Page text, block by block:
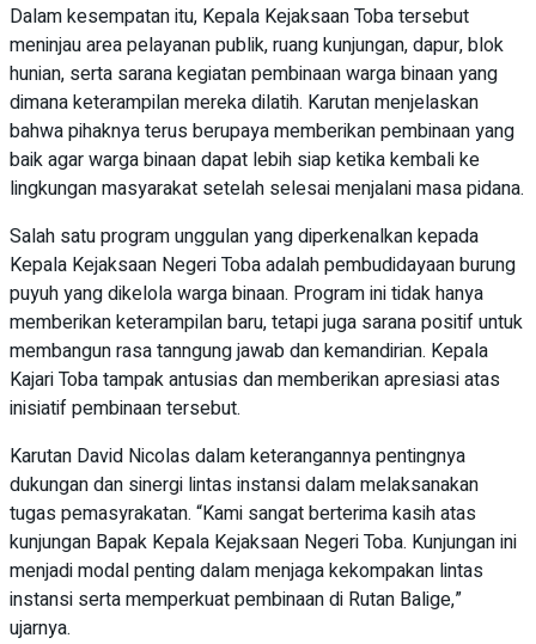
Dalam kesempatan itu, Kepala Kejaksaan Toba tersebut
meninjau area pelayanan publik, ruang kunjungan, dapur, blok
hunian, serta sarana kegiatan pembinaan warga binaan yang
dimana keterampilan mereka dilatih. Karutan menjelaskan
bahwa pihaknya terus berupaya memberikan pembinaan yang
baik agar warga binaan dapat lebih siap ketika kembali ke
lingkungan masyarakat setelah selesai menjalani masa pidana.
Salah satu program unggulan yang diperkenalkan kepada
Kepala Kejaksaan Negeri Toba adalah pembudidayaan burung
puyuh yang dikelola warga binaan. Program ini tidak hanya
memberikan keterampilan baru, tetapi juga sarana positif untuk
membangun rasa tanngung jawab dan kemandirian. Kepala
Kajari Toba tampak antusias dan memberikan apresiasi atas
inisiatif pembinaan tersebut.
Karutan David Nicolas dalam keterangannya pentingnya
dukungan dan sinergi lintas instansi dalam melaksanakan
tugas pemasyrakatan. “Kami sangat berterima kasih atas
kunjungan Bapak Kepala Kejaksaan Negeri Toba. Kunjungan ini
menjadi modal penting dalam menjaga kekompakan lintas
instansi serta memperkuat pembinaan di Rutan Balige,”
ujarnya.